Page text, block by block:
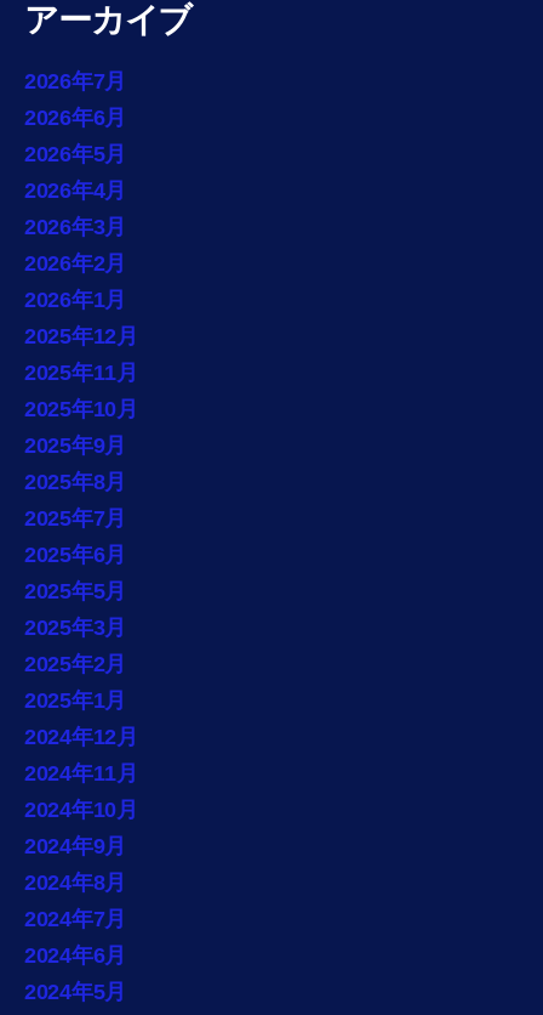
アーカイブ
2026年7月
2026年6月
2026年5月
2026年4月
2026年3月
2026年2月
2026年1月
2025年12月
2025年11月
2025年10月
2025年9月
2025年8月
2025年7月
2025年6月
2025年5月
2025年3月
2025年2月
2025年1月
2024年12月
2024年11月
2024年10月
2024年9月
2024年8月
2024年7月
2024年6月
2024年5月